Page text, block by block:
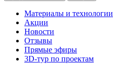
Материалы и технологии
Акции
Новости
Отзывы
Прямые эфиры
3D-тур по проектам